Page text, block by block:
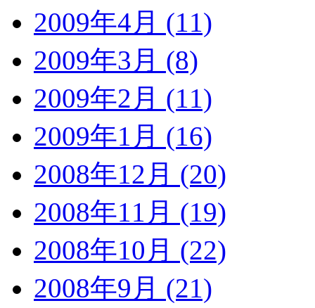
2009年4月 (11)
2009年3月 (8)
2009年2月 (11)
2009年1月 (16)
2008年12月 (20)
2008年11月 (19)
2008年10月 (22)
2008年9月 (21)